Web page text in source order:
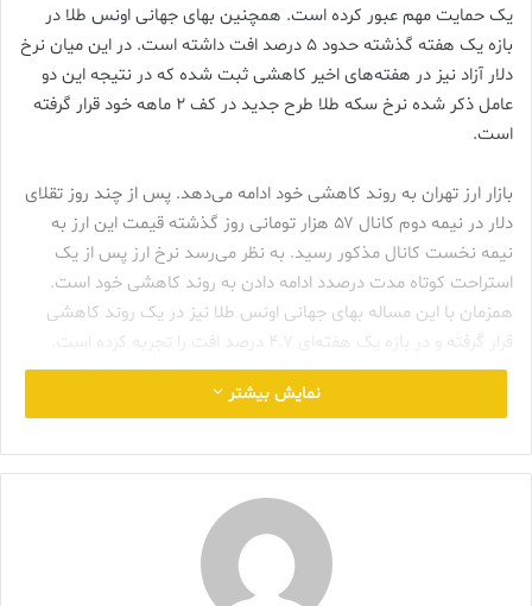
یک حمایت مهم عبور کرده است. همچنین بهای جهانی اونس طلا در
بازه یک هفته گذشته حدود ۵ درصد افت داشته است. در این میان نرخ
دلار آزاد نیز در هفته‌های اخیر کاهشی ثبت شده که در نتیجه این دو
عامل ذکر شده نرخ سکه طلا طرح جدید در کف ۲ ماهه خود قرار گرفته
است.
بازار ارز تهران به روند کاهشی خود ادامه می‌دهد. پس از چند روز تقلای
دلار در نیمه دوم کانال ۵۷ هزار تومانی روز گذشته قیمت این ارز به
نیمه نخست کانال مذکور رسید. به نظر می‌رسد نرخ ارز پس از یک
استراحت کوتاه مدت درصدد ادامه دادن به روند کاهشی خود است.
همزمان با این مساله بهای جهانی اونس طلا نیز در یک روند کاهشی
قرار گرفته و در بازه یک هفته‌ای ۴.۷ درصد افت را تجربه کرده است.
فرمول محاسبه ارزش ذاتی سکه طلا در بازار تهران برابر است با
حاصل‌ضرب قیمت دلار آزاد در نرخ اونس طلا و ضریب تبدیل اونس به
کاهشی را در پیش گرفته است.
قیمت این کالای سرمایه‌ای در روز‌های پایانی اسفند ماه سال گذشته
بود که وارد کانال ۳۸ میلیون تومانی شد و برخلاف نرخ دلار در بازار
روز‌های ابتدایی فروردین ماه روندی نسبتا با ثبات داشت. آخرین
نمایش بیشتر